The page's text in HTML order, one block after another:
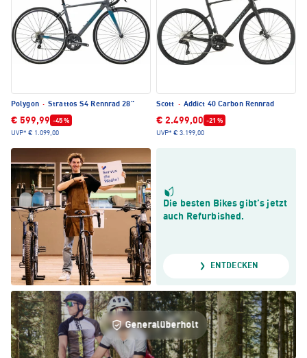
Polygon · Strattos S4 Rennrad 28"
€ 599,99 -45 %
UVP* € 1.099,00
Scott · Addict 40 Carbon Rennrad
€ 2.499,00 -21 %
UVP* € 3.199,00
Die besten Bikes gibt’s jetzt
auch Refurbished.
ENTDECKEN
Generalüberholt